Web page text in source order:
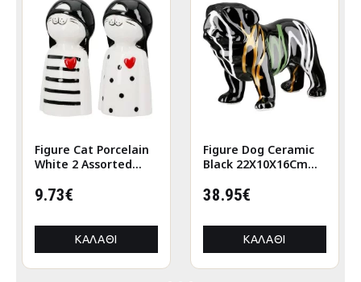
Figure Cat Porcelain
White 2 Assorted
9.73€
ΚΑΛΆΘΙ
Figure Dog Ceramic
Black 22X10X16Cm
38.95€
ΚΑΛΆΘΙ